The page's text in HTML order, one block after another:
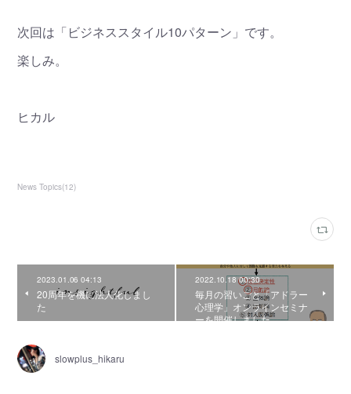
次回は「ビジネススタイル10パターン」です。
楽しみ。
ヒカル
News Topics(12)
2023.01.06 04:13
20周年を機に法人化しまし
た
2022.10.18 00:30
毎月の習いごと「アドラー
心理学」オンラインセミナ
ーを開催しました。
slowplus_hikaru